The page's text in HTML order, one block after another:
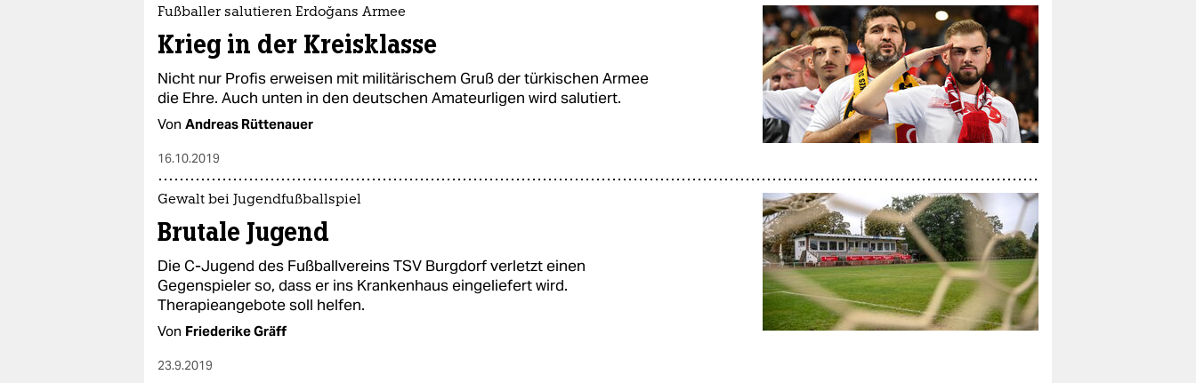
epaper login
Fußballer salutieren Erdoğans Armee
Krieg in der Kreisklasse
Nicht nur Profis erweisen mit militärischem Gruß der türkischen Armee
die Ehre. Auch unten in den deutschen Amateurligen wird salutiert.
Von Andreas Rüttenauer
16.10.2019
Gewalt bei Jugendfußballspiel
Brutale Jugend
Die C-Jugend des Fußballvereins TSV Burgdorf verletzt einen
Gegenspieler so, dass er ins Krankenhaus eingeliefert wird.
Therapieangebote soll helfen.
Von Friederike Gräff
23.9.2019